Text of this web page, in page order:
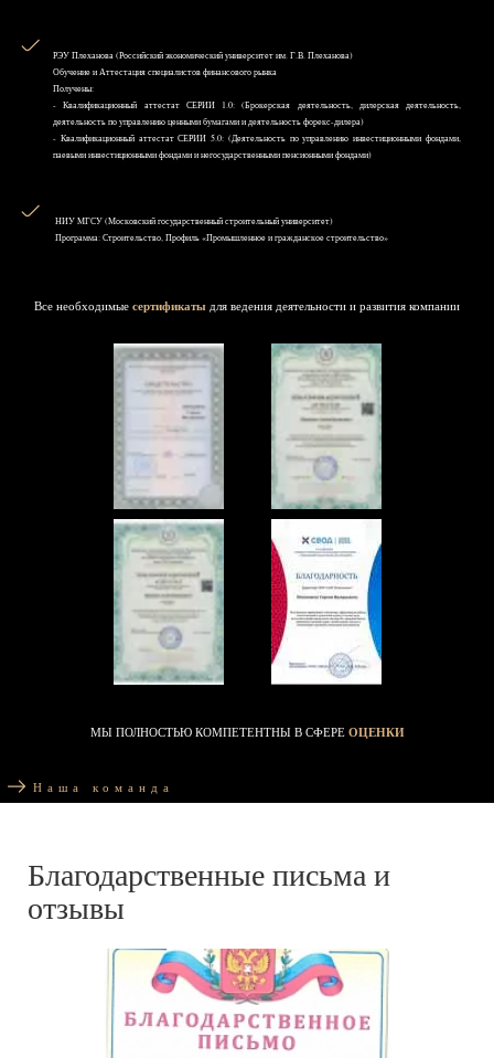
РЭУ Плеханова (Российский экономический университет им. Г.В. Плеханова)
Обучение и Аттестация специалистов финансового рынка
Получены:
- Квалификационный аттестат СЕРИИ 1.0: (Брокерская деятельность, дилерская деятельность,
деятельность по управлению ценными бумагами и деятельность форекс-дилера)
- Квалификационный аттестат СЕРИИ 5.0: (Деятельность по управлению инвестиционными фондами,
паевыми инвестиционными фондами и негосударственными пенсионными фондами)
НИУ MГСУ (Московский государственный строительный университет)
Программа: Строительство, Профиль «Промышленное и гражданское строительство»
Все необходимые сертификаты для ведения деятельности и развития компании
МЫ ПОЛНОСТЬЮ КОМПЕТЕНТНЫ В СФЕРЕ ОЦЕНКИ
Наша команда
Благодарственные письма и
отзывы